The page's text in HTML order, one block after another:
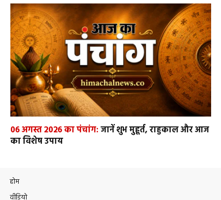
06 अगस्त 2026 का पंचांग:जानें शुभ मुहूर्त, राहुकाल और आज
का विशेष उपाय
होम